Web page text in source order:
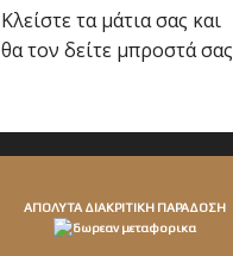
Κλείστε τα μάτια σας και
θα τον δείτε μπροστά σας
ΑΠΟΛΥΤΑ ΔΙΑΚΡΙΤΙΚΗ ΠΑΡΑΔΟΣΗ